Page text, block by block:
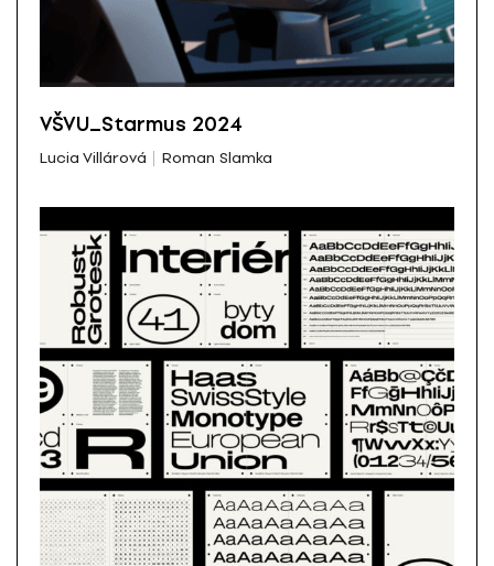
VŠVU_Starmus 2024
Lucia Villárová Roman Slamka